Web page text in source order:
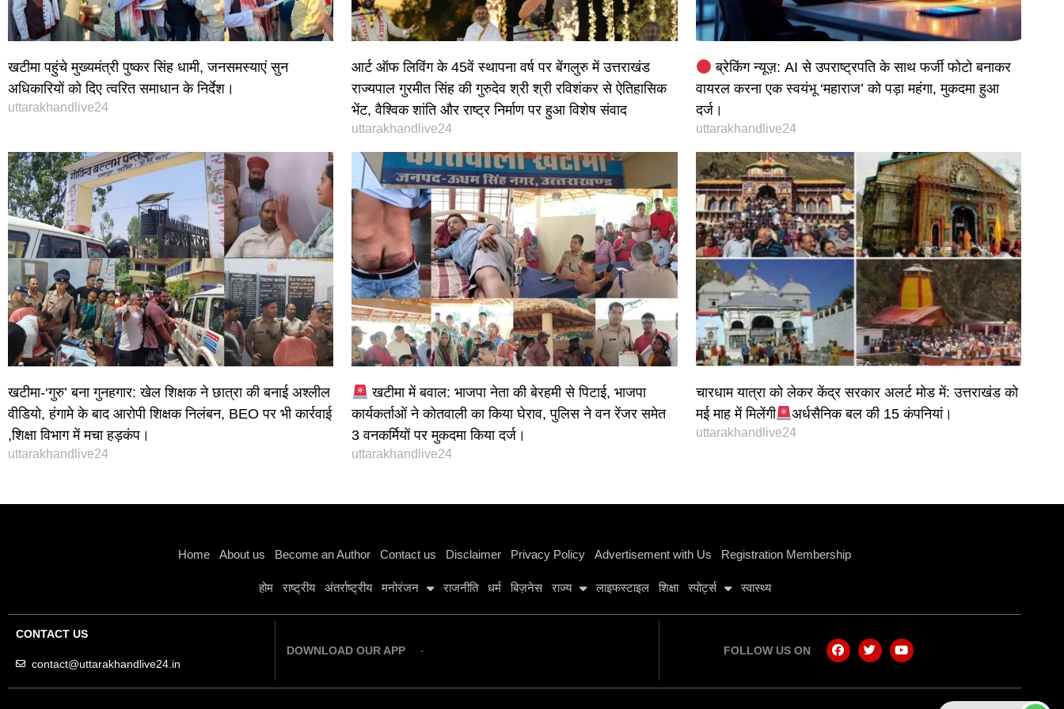
खटीमा पहुंचे मुख्यमंत्री पुष्कर सिंह धामी, जनसमस्याएं सुन
अधिकारियों को दिए त्वरित समाधान के निर्देश।
uttarakhandlive24
आर्ट ऑफ लिविंग के 45वें स्थापना वर्ष पर बेंगलुरु में उत्तराखंड
राज्यपाल गुरमीत सिंह की गुरुदेव श्री श्री रविशंकर से ऐतिहासिक
भेंट, वैश्विक शांति और राष्ट्र निर्माण पर हुआ विशेष संवाद
uttarakhandlive24
ब्रेकिंग न्यूज़: AI से उपराष्ट्रपति के साथ फर्जी फोटो बनाकर
वायरल करना एक स्वयंभू ‘महाराज’ को पड़ा महंगा, मुकदमा हुआ
दर्ज।
uttarakhandlive24
खटीमा-‘गुरु’ बना गुनहगार: खेल शिक्षक ने छात्रा की बनाई अश्लील
वीडियो, हंगामे के बाद आरोपी शिक्षक निलंबन, BEO पर भी कार्रवाई
,शिक्षा विभाग में मचा हड़कंप।
uttarakhandlive24
खटीमा में बवाल: भाजपा नेता की बेरहमी से पिटाई, भाजपा
कार्यकर्ताओं ने कोतवाली का किया घेराव, पुलिस ने वन रेंजर समेत
3 वनकर्मियों पर मुकदमा किया दर्ज।
uttarakhandlive24
चारधाम यात्रा को लेकर केंद्र सरकार अलर्ट मोड में: उत्तराखंड को
मई माह में मिलेंगी
अर्धसैनिक बल की 15 कंपनियां।
uttarakhandlive24
Home About us Become an Author Contact us Disclaimer Privacy Policy Advertisement with Us Registration Membership
होम राष्ट्रीय अंतर्राष्ट्रीय मनोरंजन राजनीति धर्म बिज़नेस राज्य लाइफस्टाइल शिक्षा स्पोर्ट्स स्वास्थ्य
CONTACT US
contact@uttarakhandlive24.in
DOWNLOAD OUR APP FOLLOW US ON